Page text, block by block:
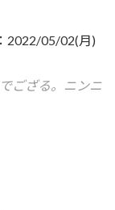
2022/05/02(月)
ござる。ニンニ